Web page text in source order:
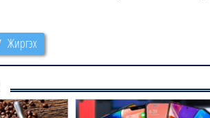
Жиргэх